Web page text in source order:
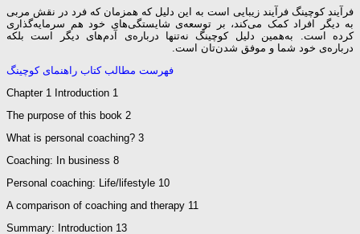
فرآیند کوچینگ فرآیند زیبایی است به این دلیل که همزمان که فرد در نقش مربی
به دیگر افراد کمک می‌کند، بر توسعه‌ی شایستگی‌های خود هم سرمایه‌گذاری
کرده است. به‌همین دلیل کوچینگ نه‌تنها درباره‌ی آدم‌های دیگر است بلکه
درباره‌ی خود شما و موفق شدن‌‌تان است.
فهرست مطالب کتاب راهنمای کوچینگ
Chapter 1 Introduction 1
The purpose of this book 2
What is personal coaching? 3
Coaching: In business 8
Personal coaching: Life/lifestyle 10
A comparison of coaching and therapy 11
Summary: Introduction 13